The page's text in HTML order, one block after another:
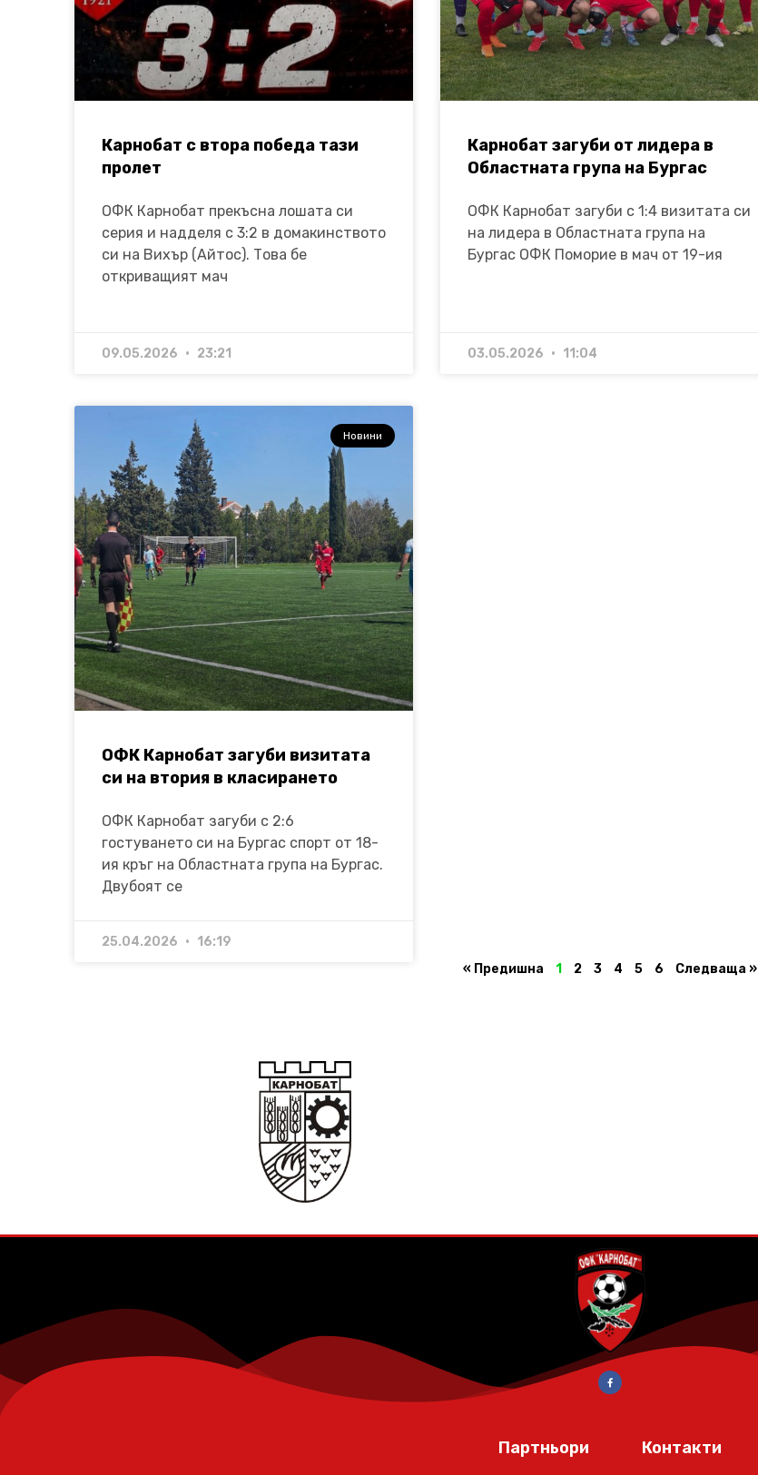
Карнобат с втора победа тази
пролет
ОФК Карнобат прекъсна лошата си
серия и надделя с 3:2 в домакинството
си на Вихър (Айтос). Това бе
откриващият мач
09.05.2026 23:21
Карнобат загуби от лидера в
Областната група на Бургас
ОФК Карнобат загуби с 1:4 визитата си
на лидера в Областната група на
Бургас ОФК Поморие в мач от 19-ия
03.05.2026 11:04
Новини
ОФК Карнобат загуби визитата
си на втория в класирането
ОФК Карнобат загуби с 2:6
гостуването си на Бургас спорт от 18-
ия кръг на Областната група на Бургас.
Двубоят се
25.04.2026
16:19
« Предишна
1 2 3 4 5 6 Следваща »
Партньори Контакти